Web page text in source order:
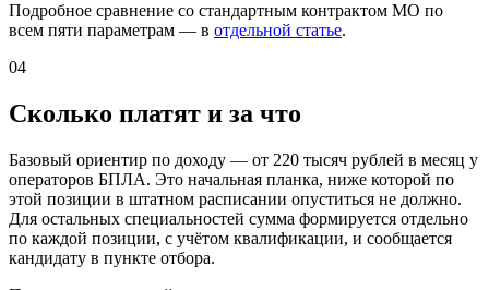
Подробное сравнение со стандартным контрактом МО по
всем пяти параметрам — в отдельной статье.
04
Сколько платят и за что
Базовый ориентир по доходу — от 220 тысяч рублей в месяц у
операторов БПЛА. Это начальная планка, ниже которой по
этой позиции в штатном расписании опуститься не должно.
Для остальных специальностей сумма формируется отдельно
по каждой позиции, с учётом квалификации, и сообщается
кандидату в пункте отбора.